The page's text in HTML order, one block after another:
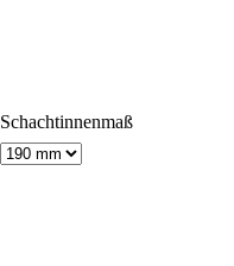
Schachtinnenmaß